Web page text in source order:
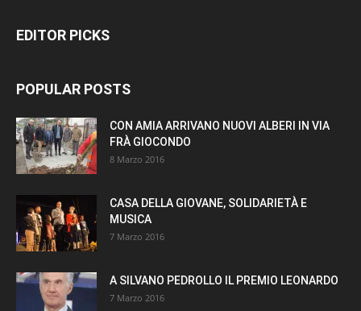
EDITOR PICKS
POPULAR POSTS
CON AMIA ARRIVANO NUOVI ALBERI IN VIA
FRÀ GIOCONDO
8 Marzo 2016
CASA DELLA GIOVANE, SOLIDARIETÀ E
MUSICA
7 Marzo 2016
A SILVANO PEDROLLO IL PREMIO LEONARDO
7 Marzo 2016